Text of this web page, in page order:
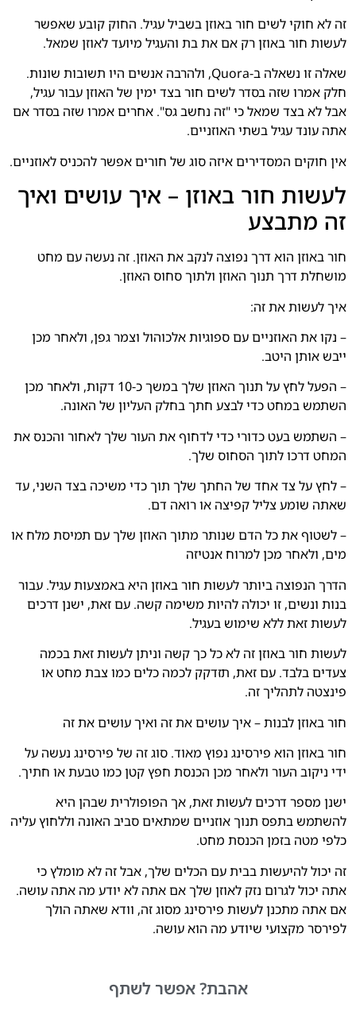
זה לא חוקי לשים חור באוזן בשביל עגיל. החוק קובע שאפשר
לעשות חור באוזן רק אם את בת והעגיל מיועד לאוזן שמאל.
שאלה זו נשאלה ב-Quora, ולהרבה אנשים היו תשובות שונות.
חלק אמרו שזה בסדר לשים חור בצד ימין של האוזן עבור עגיל,
אבל לא בצד שמאל כי "זה נחשב גס". אחרים אמרו שזה בסדר אם
אתה עונד עגיל בשתי האוזניים.
אין חוקים המסדירים איזה סוג של חורים אפשר להכניס לאוזניים.
לעשות חור באוזן – איך עושים ואיך
זה מתבצע
חור באוזן הוא דרך נפוצה לנקב את האוזן. זה נעשה עם מחט
מושחלת דרך תנוך האוזן ולתוך סחוס האוזן.
איך לעשות את זה:
– נקו את האוזניים עם ספוגיות אלכוהול וצמר גפן, ולאחר מכן
ייבש אותן היטב.
– הפעל לחץ על תנוך האוזן שלך במשך כ-10 דקות, ולאחר מכן
השתמש במחט כדי לבצע חתך בחלק העליון של האונה.
– השתמש בעט כדורי כדי לדחוף את העור שלך לאחור והכנס את
המחט דרכו לתוך הסחוס שלך.
– לחץ על צד אחד של החתך שלך תוך כדי משיכה בצד השני, עד
שאתה שומע צליל קפיצה או רואה דם.
– לשטוף את כל הדם שנותר מתוך האוזן שלך עם תמיסת מלח או
מים, ולאחר מכן למרוח אנטיזה
הדרך הנפוצה ביותר לעשות חור באוזן היא באמצעות עגיל. עבור
בנות ונשים, זו יכולה להיות משימה קשה. עם זאת, ישנן דרכים
לעשות זאת ללא שימוש בעגיל.
לעשות חור באוזן זה לא כל כך קשה וניתן לעשות זאת בכמה
צעדים בלבד. עם זאת, תזדקק לכמה כלים כמו צבת מחט או
פינצטה לתהליך זה.
חור באוזן לבנות – איך עושים את זה ואיך עושים את זה
חור באוזן הוא פירסינג נפוץ מאוד. סוג זה של פירסינג נעשה על
ידי ניקוב העור ולאחר מכן הכנסת חפץ קטן כמו טבעת או חתיך.
ישנן מספר דרכים לעשות זאת, אך הפופולרית שבהן היא
להשתמש בתפס תנוך אוזניים שמתאים סביב האונה וללחוץ עליה
כלפי מטה בזמן הכנסת מחט.
זה יכול להיעשות בבית עם הכלים שלך, אבל זה לא מומלץ כי
אתה יכול לגרום נזק לאוזן שלך אם אתה לא יודע מה אתה עושה.
אם אתה מתכנן לעשות פירסינג מסוג זה, וודא שאתה הולך
לפירסר מקצועי שיודע מה הוא עושה.
אהבת? אפשר לשתף